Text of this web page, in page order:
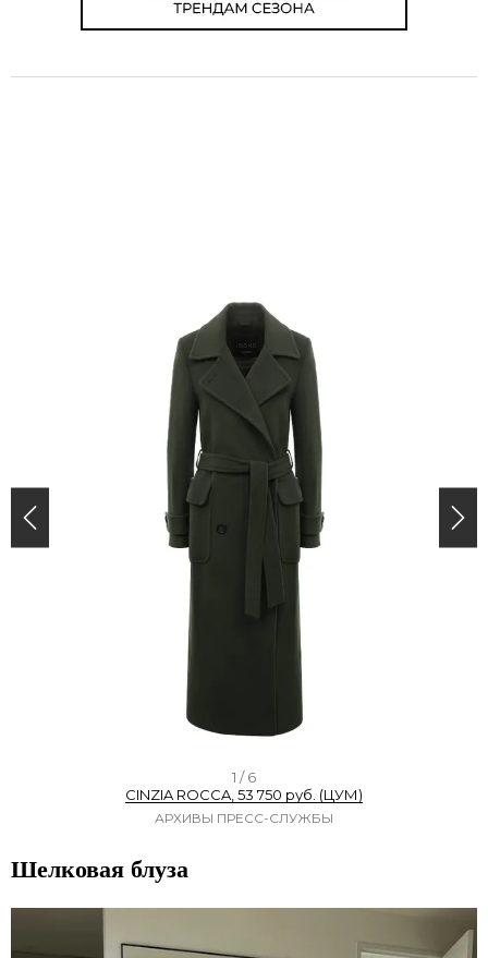
m
1 / 6
CINZIA ROCCA, 53 750 руб. (ЦУМ)
АРХИВЫ ПРЕСС-СЛУЖБЫ
Шелковая блуза